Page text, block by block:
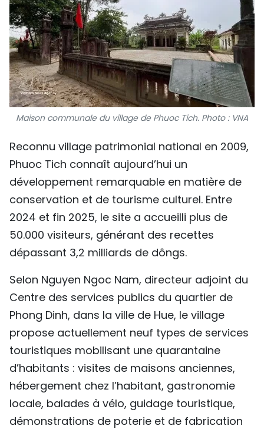
Maison communale du village de Phuoc Tich. Photo : VNA
Reconnu village patrimonial national en 2009,
Phuoc Tich connaît aujourd’hui un
développement remarquable en matière de
conservation et de tourisme culturel. Entre
2024 et fin 2025, le site a accueilli plus de
50.000 visiteurs, générant des recettes
dépassant 3,2 milliards de dôngs.
Selon Nguyen Ngoc Nam, directeur adjoint du
Centre des services publics du quartier de
Phong Dinh, dans la ville de Hue, le village
propose actuellement neuf types de services
touristiques mobilisant une quarantaine
d’habitants : visites de maisons anciennes,
hébergement chez l’habitant, gastronomie
locale, balades à vélo, guidage touristique,
démonstrations de poterie et de fabrication